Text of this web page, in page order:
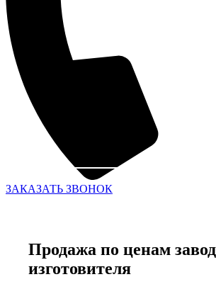
ЗАКАЗАТЬ ЗВОНОК
Продажа по ценам
изготовителя